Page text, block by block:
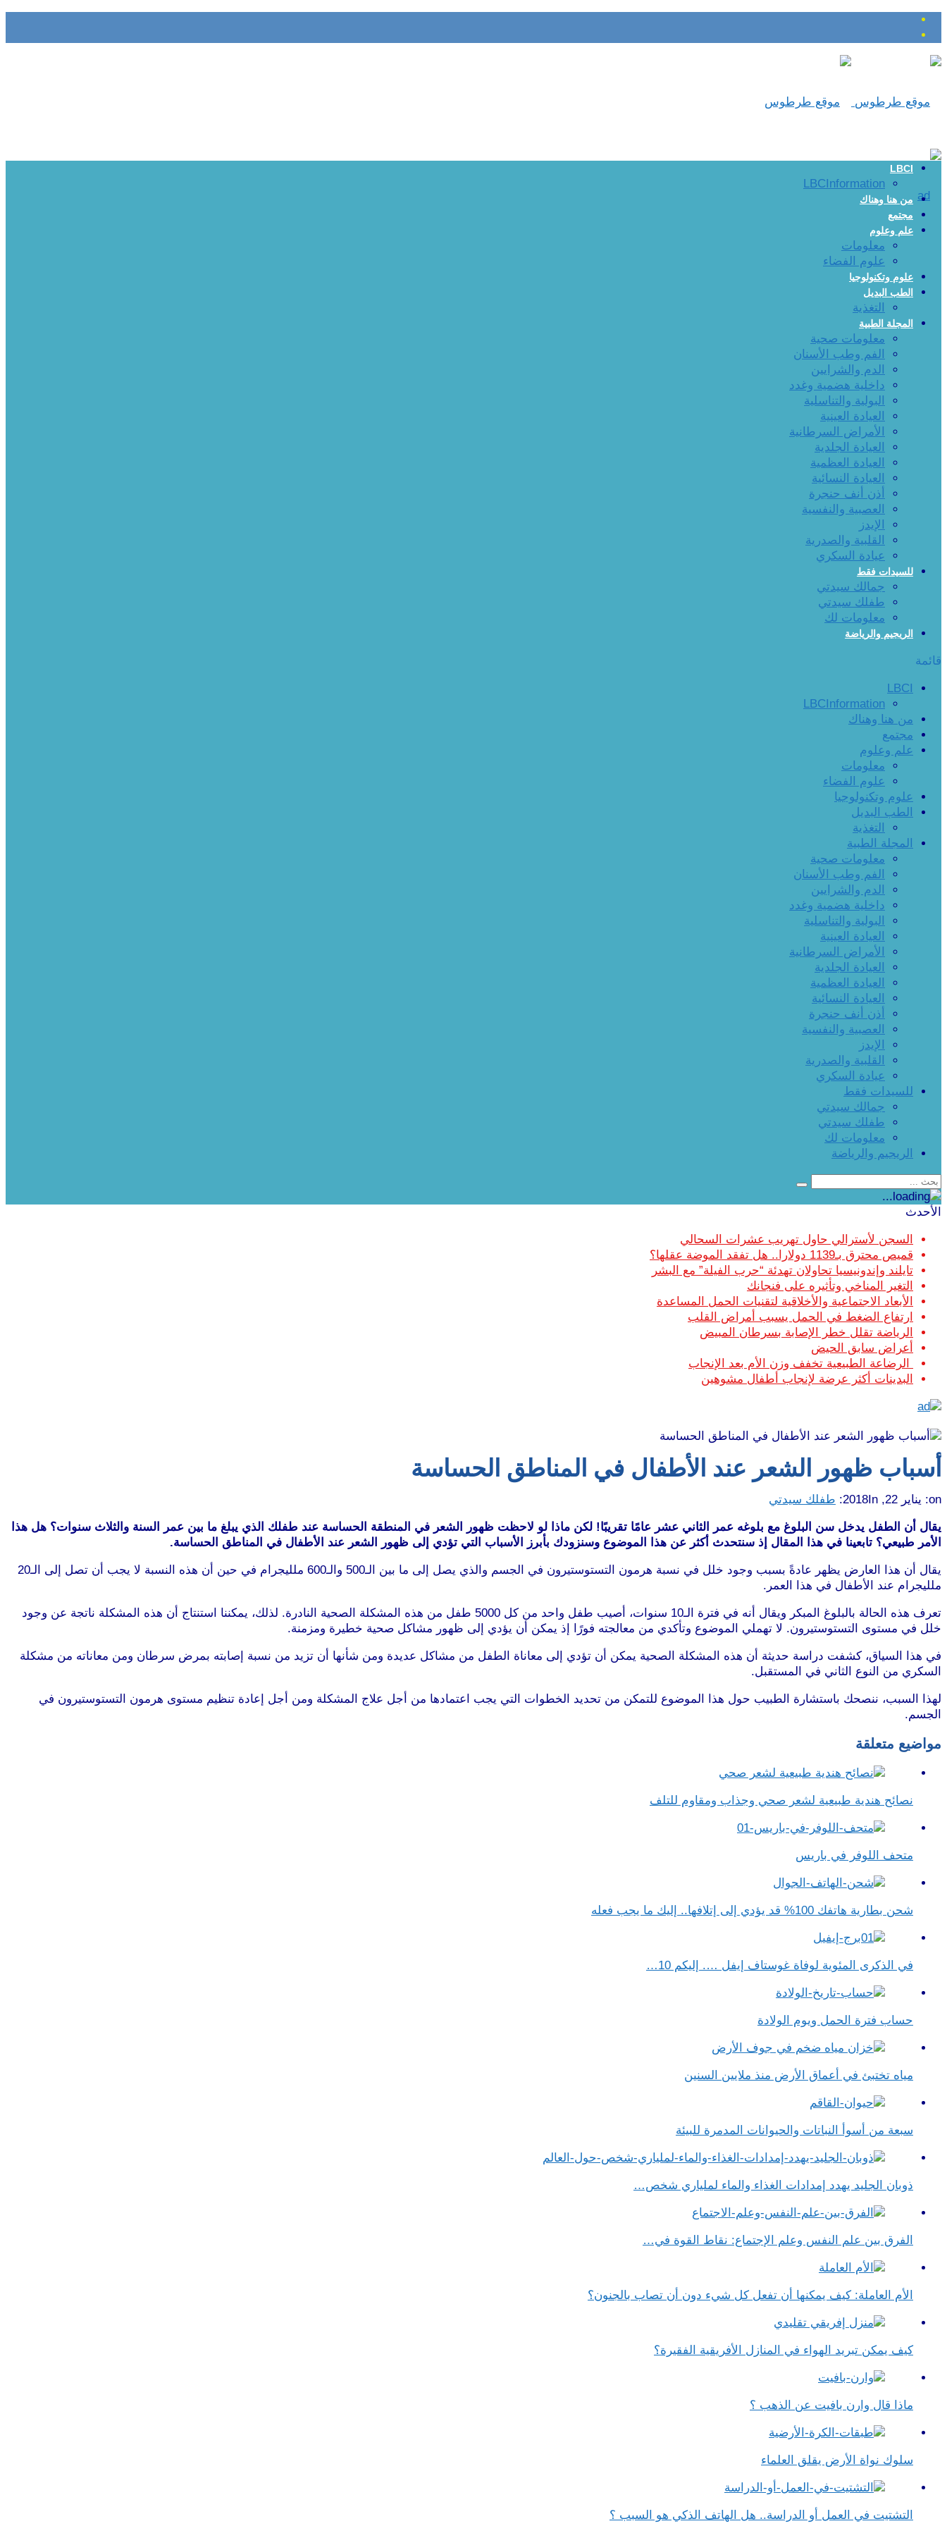
LBCI
LBCInformation
من هنا وهناك
مجتمع
علم وعلوم
معلومات
علوم الفضاء
علوم وتكنولوجيا
الطب البديل
التغذية
المجلة الطبية
معلومات صحية
الفم وطب الأسنان
الدم والشرايين
داخلية هضمية وغدد
البولية والتناسلية
العيادة العينية
الأمراض السرطانية
العيادة الجلدية
العيادة العظمية
العيادة النسائية
أذن أنف حنجرة
العصبية والنفسية
الإيدز
القلبية والصدرية
عيادة السكري
للسيدات فقط
جمالك سيدتي
طفلك سيدتي
معلومات لك
الريجيم والرياضة
قائمة
LBCI
LBCInformation
من هنا وهناك
مجتمع
علم وعلوم
معلومات
علوم الفضاء
علوم وتكنولوجيا
الطب البديل
التغذية
المجلة الطبية
معلومات صحية
الفم وطب الأسنان
الدم والشرايين
داخلية هضمية وغدد
البولية والتناسلية
العيادة العينية
الأمراض السرطانية
العيادة الجلدية
العيادة العظمية
العيادة النسائية
أذن أنف حنجرة
العصبية والنفسية
الإيدز
القلبية والصدرية
عيادة السكري
للسيدات فقط
جمالك سيدتي
طفلك سيدتي
معلومات لك
الريجيم والرياضة
الأحدث
السجن لأسترالي حاول تهريب عشرات السحالي
قميص محترق بـ1139 دولارا.. هل تفقد الموضة عقلها؟
تايلند وإندونيسيا تحاولان تهدئة “حرب الفيلة” مع البشر
التغير المناخي وتأثيره على فنجانك
الأبعاد الاجتماعية والأخلاقية لتقنيات الحمل المساعدة
ارتفاع الضغط في الحمل يسبب أمراض القلب
الرياضة تقلل خطر الإصابة بسرطان المبيض
أعراض سابق الحيض
الرضاعة الطبيعية تخفف وزن الأم بعد الإنجاب
البدينات أكثر عرضة لإنجاب أطفال مشوهين
أسباب ظهور الشعر عند الأطفال في المناطق الحساسة
on: يناير 22, 2018 In: طفلك سيدتي
يقال أن الطفل يدخل سن البلوغ مع بلوغه عمر الثاني عشر عامًا تقريبًا! لكن ماذا لو لاحظت ظهور الشعر في المنطقة الحساسة عند طفلك الذي يبلغ ما بين عمر السنة والثلاث سنوات؟ هل هذا
الأمر طبيعي؟ تابعينا في هذا المقال إذ سنتحدث أكثر عن هذا الموضوع وسنزودك بأبرز الأسباب التي تؤدي إلى ظهور الشعر عند الأطفال في المناطق الحساسة.
يقال أن هذا العارض يظهر عادةً بسبب وجود خلل في نسبة هرمون التستوستيرون في الجسم والذي يصل إلى ما بين الـ500 والـ600 ملليجرام في حين أن هذه النسبة لا يجب أن تصل إلى الـ20
ملليجرام عند الأطفال في هذا العمر.
تعرف هذه الحالة بالبلوغ المبكر ويقال أنه في فترة الـ10 سنوات، أصيب طفل واحد من كل 5000 طفل من هذه المشكلة الصحية النادرة. لذلك، يمكننا استنتاج أن هذه المشكلة ناتجة عن وجود
خلل في مستوى التستوستيرون. لا تهملي الموضوع وتأكدي من معالجته فورًا إذ يمكن أن يؤدي إلى ظهور مشاكل صحية خطيرة ومزمنة.
في هذا السياق، كشفت دراسة حديثة أن هذه المشكلة الصحية يمكن أن تؤدي إلى معاناة الطفل من مشاكل عديدة ومن شأنها أن تزيد من نسبة إصابته بمرض سرطان ومن معاناته من مشكلة
السكري من النوع الثاني في المستقبل.
لهذا السبب، ننصحك باستشارة الطبيب حول هذا الموضوع للتمكن من تحديد الخطوات التي يجب اعتمادها من أجل علاج المشكلة ومن أجل إعادة تنظيم مستوى هرمون التستوستيرون في
الجسم.
مواضيع متعلقة
نصائح هندية طبيعية لشعر صحي وجذاب ومقاوم للتلف
متحف اللوفر في باريس
شحن بطارية هاتفك 100% قد يؤدي إلى إتلافها.. إليك ما يجب فعله
في الذكرى المئوية لوفاة غوستاف إيفل …. إليكم 10…
حساب فترة الحمل ويوم الولادة
مياه تختبئ في أعماق الأرض منذ ملايين السنين
سبعة من أسوأ النباتات والحيوانات المدمرة للبيئة
ذوبان الجليد يهدد إمدادات الغذاء والماء لملياري شخص…
الفرق بين علم النفس وعلم الإجتماع​: نقاط القوة في…
الأم العاملة: كيف يمكنها أن تفعل كل شيء دون أن تصاب بالجنون؟
كيف يمكن تبريد الهواء في المنازل الأفريقية الفقيرة؟
ماذا قال وارن بافيت عن الذهب ؟
سلوك نواة الأرض يقلق العلماء
التشتيت في العمل أو الدراسة.. هل الهاتف الذكي هو السبب ؟